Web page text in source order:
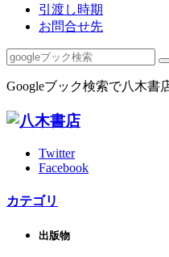
引渡し時期
お問合せ先
Googleブック検索で八木書
Twitter
Facebook
カテゴリ
出版物